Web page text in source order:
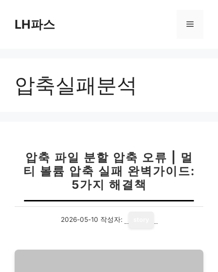
LH파스 메
압축실패분석
압축 파일 분할 압축 오류 | 멀
티 볼륨 압축 실패 완벽가이드:
5가지 해결책
2026-05-10 작성자: